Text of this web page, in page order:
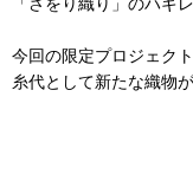
今回の限定プロジェク
糸代として新たな織物